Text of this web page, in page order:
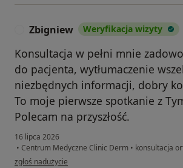
Zbigniew Weryfikacja wizyty
Konsultacja w pełni mnie
do pacjenta, wytłumaczenie
niezbędnych informacji, dobry
To moje pierwsze spotkanie z
Polecam na przyszłość.
16 lipca 2026
• Centrum Medyczne Clinic Derm • konsultacja
w opinii użytkownika Zbigniew
zgłoś nadużycie